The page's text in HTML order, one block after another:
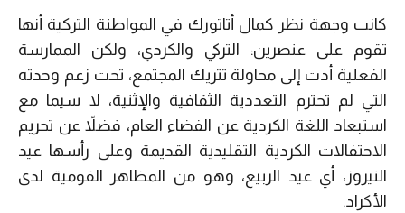
كانت وجهة نظر كمال أتاتورك في المواطنة التركية أنها
تقوم على عنصرين: التركي والكردي، ولكن الممارسة
الفعلية أدت إلى محاولة تتريك المجتمع، تحت زعم وحدته
التي لم تحترم التعددية الثقافية والإثنية، لا سيما مع
استبعاد اللغة الكردية عن الفضاء العام، فضلاً عن تحريم
الاحتفالات الكردية التقليدية القديمة وعلى رأسها عيد
النيروز، أي عيد الربيع، وهو من المظاهر القومية لدى
الأكراد.